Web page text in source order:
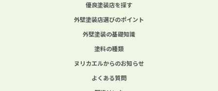
優良塗装店を探す
外壁塗装店選びのポイント
外壁塗装の基礎知識
塗料の種類
ヌリカエルからのお知らせ
よくある質問